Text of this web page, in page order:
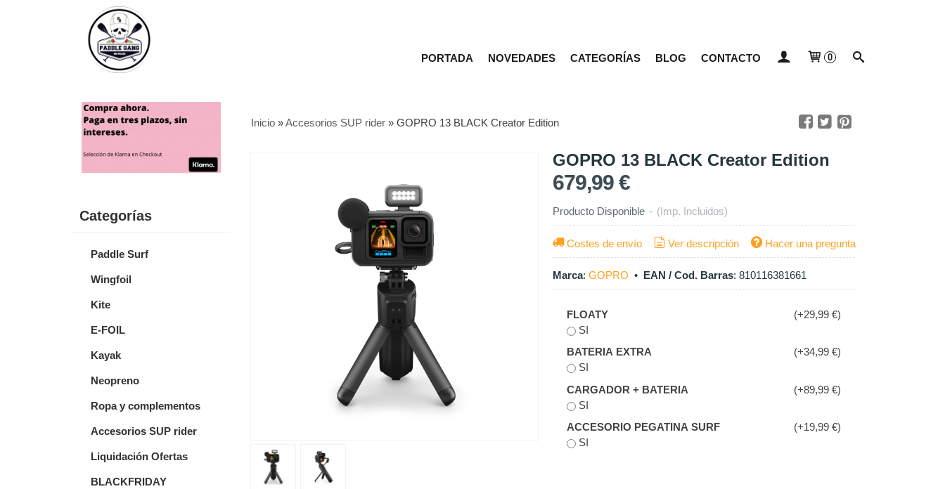
PORTADA NOVEDADES CATEGORÍAS BLOG CONTACTO 0
Categorías
Paddle Surf
Wingfoil
Kite
E-FOIL
Kayak
Neopreno
Ropa y complementos
Accesorios SUP rider
Liquidación Ofertas
BLACKFRIDAY
Inicio»Accesorios SUP rider» GOPRO 13 BLACK Creator Edition
GOPRO 13 BLACK Creator Edition
679,99 €
Producto Disponible - (Imp. Incluidos)
Costes de envío Ver descripción Hacer una pregunta
Marca: GOPRO • EAN / Cod. Barras: 810116381661
FLOATY
(+29,99 €)
SI
BATERIA EXTRA
(+34,99 €)
SI
CARGADOR + BATERIA
(+89,99 €)
SI
ACCESORIO PEGATINA SURF
(+19,99 €)
SI